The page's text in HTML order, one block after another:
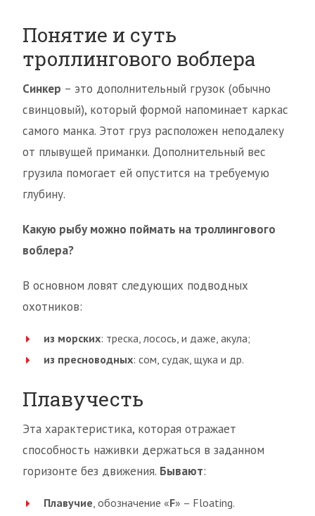
Понятие и суть
троллингового воблера
Синкер – это дополнительный грузок (обычно
свинцовый), который формой напоминает каркас
самого манка. Этот груз расположен неподалеку
от плывущей приманки. Дополнительный вес
грузила помогает ей опустится на требуемую
глубину.
Какую рыбу можно поймать на троллингового
воблера?
В основном ловят следующих подводных
охотников:
из морских: треска, лосось, и даже, акула;
из пресноводных: сом, судак, щука и др.
Плавучесть
Эта характеристика, которая отражает
способность наживки держаться в заданном
горизонте без движения. Бывают:
Плавучие, обозначение «F» – Floating.